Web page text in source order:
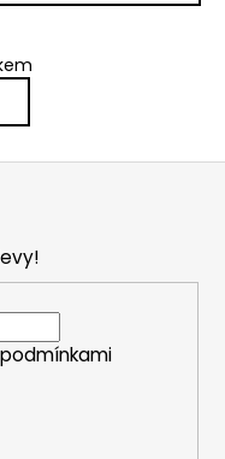
podmínkami